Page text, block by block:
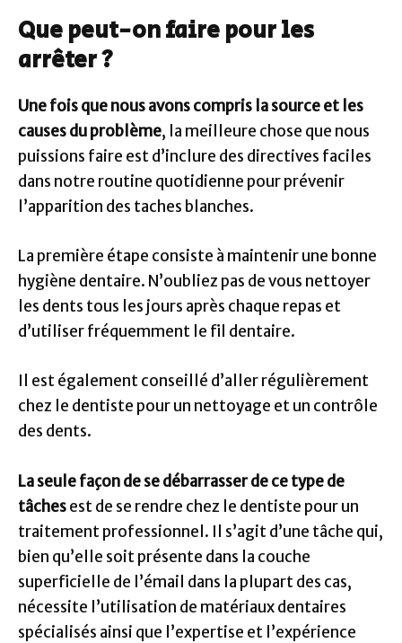
Que peut-on faire pour les
arrêter ?
Une fois que nous avons compris la source et les
causes du problème, la meilleure chose que nous
puissions faire est d’inclure des directives faciles
dans notre routine quotidienne pour prévenir
l’apparition des taches blanches.
La première étape consiste à maintenir une bonne
hygiène dentaire. N’oubliez pas de vous nettoyer
les dents tous les jours après chaque repas et
d’utiliser fréquemment le fil dentaire.
Il est également conseillé d’aller régulièrement
chez le dentiste pour un nettoyage et un contrôle
des dents.
La seule façon de se débarrasser de ce type de
tâchesest de se rendre chez le dentiste pour un
traitement professionnel. Il s’agit d’une tâche qui,
bien qu’elle soit présente dans la couche
superficielle de l’émail dans la plupart des cas,
nécessite l’utilisation de matériaux dentaires
spécialisés ainsi que l’expertise et l’expérience